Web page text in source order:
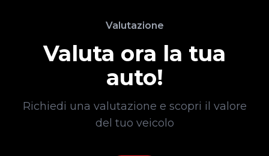
Valutazione
Valuta ora la tua
auto!
Richiedi una valutazione e scopri il valore
del tuo veicolo